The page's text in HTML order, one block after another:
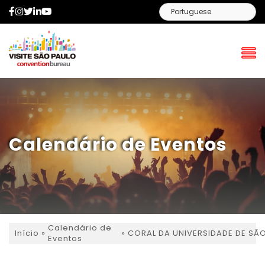
Facebook
Instagram
Twitter
LinkedIn
Calendário de Eventos
Início » Calendário de
Eventos
» CORAL DA UNIVERSIDADE DE